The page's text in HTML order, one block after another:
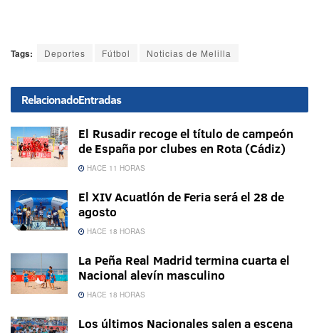
Tags: Deportes Fútbol Noticias de Melilla
RelacionadoEntradas
El Rusadir recoge el título de campeón
de España por clubes en Rota (Cádiz)
HACE 11 HORAS
El XIV Acuatlón de Feria será el 28 de
agosto
HACE 18 HORAS
La Peña Real Madrid termina cuarta el
Nacional alevín masculino
HACE 18 HORAS
Los últimos Nacionales salen a escena